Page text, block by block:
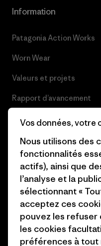
Information
Patagonia Action Works
Worn Wear
Valeurs et projets
Rapport d’avancement
Business Unusual
Objectifs climatiques
1% For The Planet
Comment nous finançons
Nos magasins
Vos données, votre
Nous utilisons des
fonctionnalités
actifs), ainsi que
l’analyse et la
sélectionnant «
acceptez ces
pouvez les refuser
les cookies
préférences à tout